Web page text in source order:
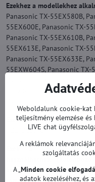
Ezekhez a modellekhez
Panasonic TX-55EX580B,
55EX600E, Panasonic TX-
Panasonic TX-55EX610B,
55EX613E, Panasonic TX-
Panasonic TX-55EX633E,
55EXW604S, Panasonic
55FX613E, Panasonic TX-
Ezekhez a képernyőkhöz
TZLP212JFCT
Ezek a TV-modellek
használhatnak
kérjük, ellenőrizze, hogy a
Weboldalunk cookie-kat
teljesítmény elemzése
LIVE chat
A reklámok
szolgáltatás
A „ Minden cookie
adatok kezeléséhez, és